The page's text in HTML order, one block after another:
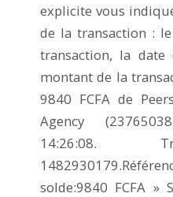
explicite vous
de la transaction :
transaction, la
montant de la
9840 FCFA de
Agency
14:26:08.
solde:9840 FCFA »